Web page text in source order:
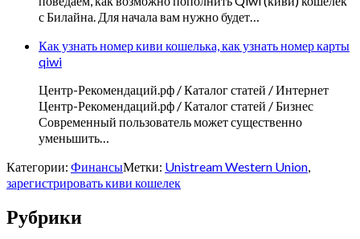
с Билайна. Для начала вам нужно будет…
Как узнать номер киви кошелька, как узнать номер карты
qiwi
Центр-Рекомендаций.рф / Каталог статей / Интернет
Центр-Рекомендаций.рф / Каталог статей / Бизнес
Современный пользователь может существенно
уменьшить…
Категории: ФинансыМетки: Unistream Western Union,
зарегистрировать киви кошелек
Рубрики